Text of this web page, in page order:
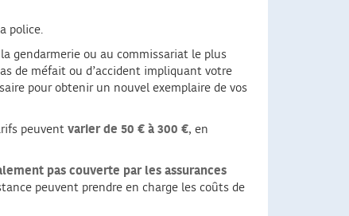
police.
gendarmerie ou au commissariat le plus
de méfait ou d’accident impliquant votre
pour obtenir un nouvel exemplaire de vos
peuvent varier de 50 € à 300 €, en
pas couverte par les assurances
peuvent prendre en charge les coûts de